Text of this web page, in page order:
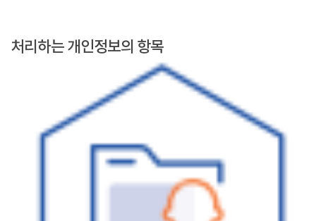
처리하는 개인정보의 항목